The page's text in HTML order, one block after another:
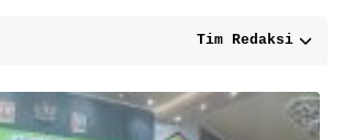
Tim Redaksi